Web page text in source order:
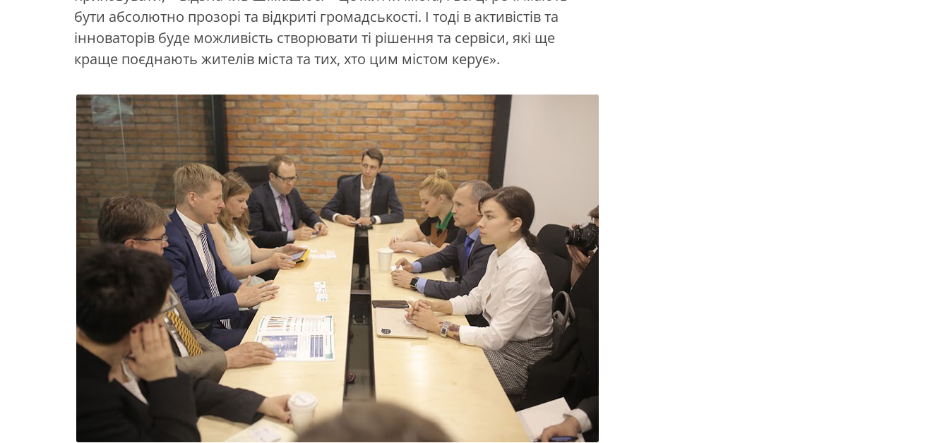
бути абсолютно прозорі та відкриті громадськості. І тоді в активістів та
інноваторів буде можливість створювати ті рішення та сервіси, які ще
краще поєднають жителів міста та тих, хто цим містом керує».